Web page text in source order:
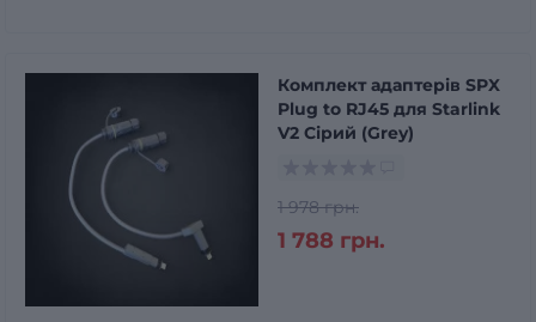
Комплект адаптерів SPX
Plug to RJ45 для Starlink
V2 Сірий (Grey)
1 978 грн.
1 788 грн.